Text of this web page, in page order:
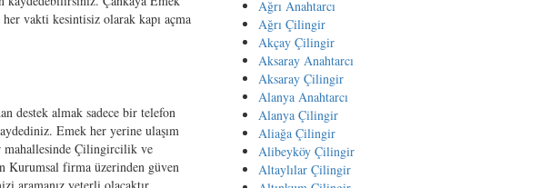
vakti kesintisiz olarak kapı açma
destek almak sadece bir telefon
Emek her yerine ulaşım
mahallesinde Çilingircilik ve
Kurumsal firma üzerinden güven
Ağrı Anahtarcı
Ağrı Çilingir
Akçay Çilingir
Aksaray Anahtarcı
Aksaray Çilingir
Alanya Anahtarcı
Alanya Çilingir
Aliağa Çilingir
Alibeyköy Çilingir
Altaylılar Çilingir